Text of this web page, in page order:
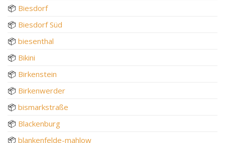
📦 Biesdorf
📦 Biesdorf Süd
📦 biesenthal
📦 Bikini
📦 Birkenstein
📦 Birkenwerder
📦 bismarkstraße
📦 Blackenburg
📦 blankenfelde-mahlow